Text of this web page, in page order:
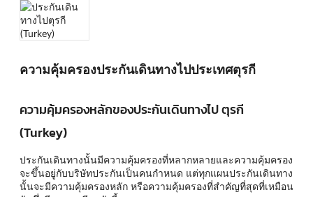
ความคุ้มครองประกันเดินทางไปประเทศตุรกี
ความคุ้มครองหลักของประกันเดินทางไป ตุรกี
(Turkey)
ประกันเดินทางนั้นมีความคุ้มครองที่หลากหลายและความคุ้มครอง
จะขึ้นอยู่กับบริษัทประกันเป็นคนกำหนด แต่ทุกแผนประกันเดินทาง
นั้นจะมีความคุ้มครองหลัก หรือความคุ้มครองที่สำคัญที่สุดที่เหมือน